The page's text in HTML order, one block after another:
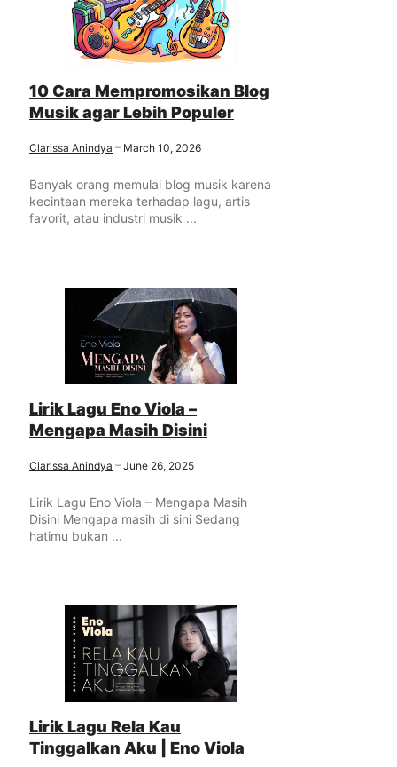
10 Cara Mempromosikan Blog
Musik agar Lebih Populer
Clarissa Anindya March 10, 2026
Banyak orang memulai blog musik karena
kecintaan mereka terhadap lagu, artis
favorit, atau industri musik ...
Lirik Lagu Eno Viola –
Mengapa Masih Disini
Clarissa Anindya June 26, 2025
Lirik Lagu Eno Viola – Mengapa Masih
Disini Mengapa masih di sini Sedang
hatimu bukan ...
Lirik Lagu Rela Kau
Tinggalkan Aku | Eno Viola